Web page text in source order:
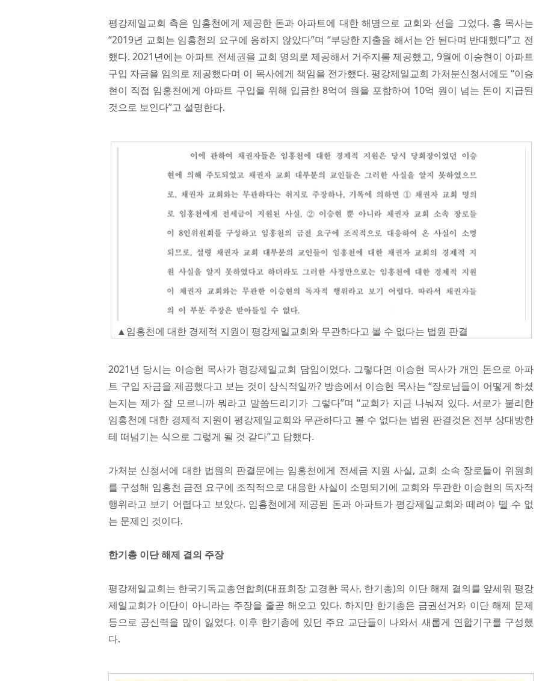
평강제일교회 측은 임홍천에게 제공한 돈과 아파트에 대한 해명으로 교회와 선을 그었다. 홍 목사는
“2019년 교회는 임홍천의 요구에 응하지 않았다”며 “부당한 지출을 해서는 안 된다며 반대했다”고 전
했다. 2021년에는 아파트 전세권을 교회 명의로 제공해서 거주지를 제공했고, 9월에 이승현이 아파트
구입 자금을 임의로 제공했다며 이 목사에게 책임을 전가했다. 평강제일교회 가처분신청서에도 “이승
현이 직접 임홍천에게 아파트 구입을 위해 입금한 8억여 원을 포함하여 10억 원이 넘는 돈이 지급된
것으로 보인다”고 설명한다.
▲임홍천에 대한 경제적 지원이 평강제일교회와 무관하다고 볼 수 없다는 법원 판결
2021년 당시는 이승현 목사가 평강제일교회 담임이었다. 그렇다면 이승현 목사가 개인 돈으로 아파
트 구입 자금을 제공했다고 보는 것이 상식적일까? 방송에서 이승현 목사는 “장로님들이 어떻게 하셨
는지는 제가 잘 모르니까 뭐라고 말씀드리기가 그렇다”며 “교회가 지금 나눠져 있다. 서로가 불리한
임홍천에 대한 경제적 지원이 평강제일교회와 무관하다고 볼 수 없다는 법원 판결것은 전부 상대방한
테 떠넘기는 식으로 그렇게 될 것 같다”고 답했다.
가처분 신청서에 대한 법원의 판결문에는 임홍천에게 전세금 지원 사실, 교회 소속 장로들이 위원회
를 구성해 임홍천 금전 요구에 조직적으로 대응한 사실이 소명되기에 교회와 무관한 이승현의 독자적
행위라고 보기 어렵다고 보았다. 임홍천에게 제공된 돈과 아파트가 평강제일교회와 떼려야 뗄 수 없
는 문제인 것이다.
한기총 이단 해제 결의 주장
평강제일교회는 한국기독교총연합회(대표회장 고경환 목사, 한기총)의 이단 해제 결의를 앞세워 평강
제일교회가 이단이 아니라는 주장을 줄곧 해오고 있다. 하지만 한기총은 금권선거와 이단 해제 문제
등으로 공신력을 많이 잃었다. 이후 한기총에 있던 주요 교단들이 나와서 새롭게 연합기구를 구성했
다.